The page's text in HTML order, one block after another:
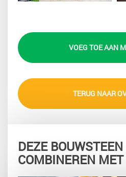
VOEG TOE AAN
TERUG NAAR
DEZE
COMBINEREN MET